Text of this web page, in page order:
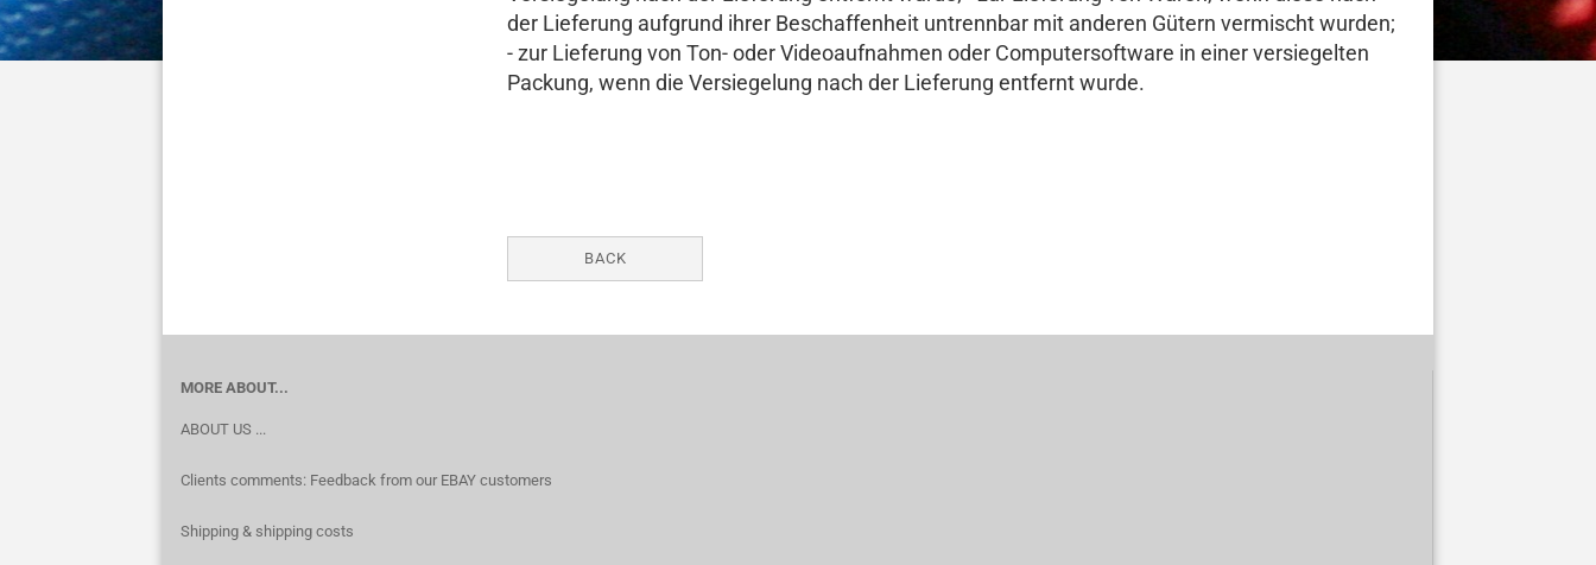
der Lieferung aufgrund ihrer Beschaffenheit untrennbar mit anderen Gütern vermischt wurden;
- zur Lieferung von Ton- oder Videoaufnahmen oder Computersoftware in einer versiegelten
Packung, wenn die Versiegelung nach der Lieferung entfernt wurde.
BACK
MORE ABOUT...
ABOUT US ...
Clients comments: Feedback from our EBAY customers
Shipping & shipping costs